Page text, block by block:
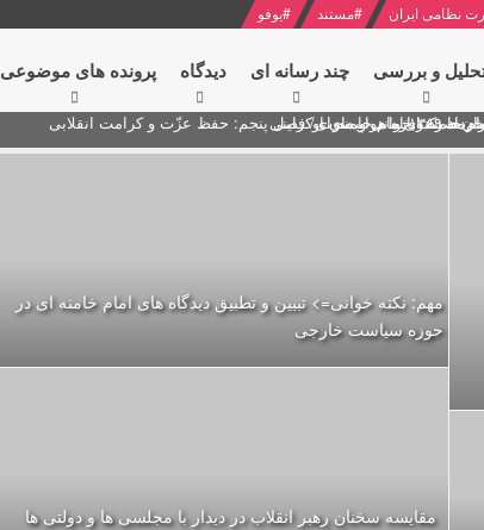
نظامی ایران #مستند #یوفو
و بررسی چند رسانه ای دیدگاه‌ پرونده های موضوعی
درباره هواپیمای اوکراینی
خامنه ای
+ نکته خوانی و صوت
مهم: نکته خوانی=> تبیین و تطبیق دیدگاه های امام خامنه ای در
حوزه سیاست خارجی
مقایسه سخنان رهبر انقلاب در دیدار با مجلسی ها و دولتی ها